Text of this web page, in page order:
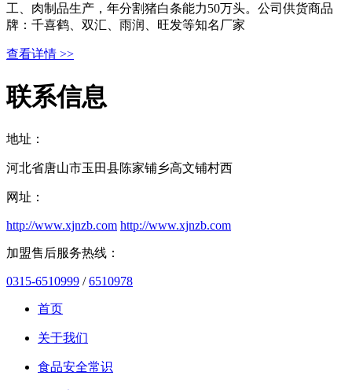
工、肉制品生产，年分割猪白条能力50万头。公司供货商品
牌：千喜鹤、双汇、雨润、旺发等知名厂家
查看详情 >>
联系信息
地址：
河北省唐山市玉田县陈家铺乡高文铺村西
网址：
http://www.xjnzb.com http://www.xjnzb.com
加盟售后服务热线：
0315-6510999 /6510978
首页
关于我们
食品安全常识